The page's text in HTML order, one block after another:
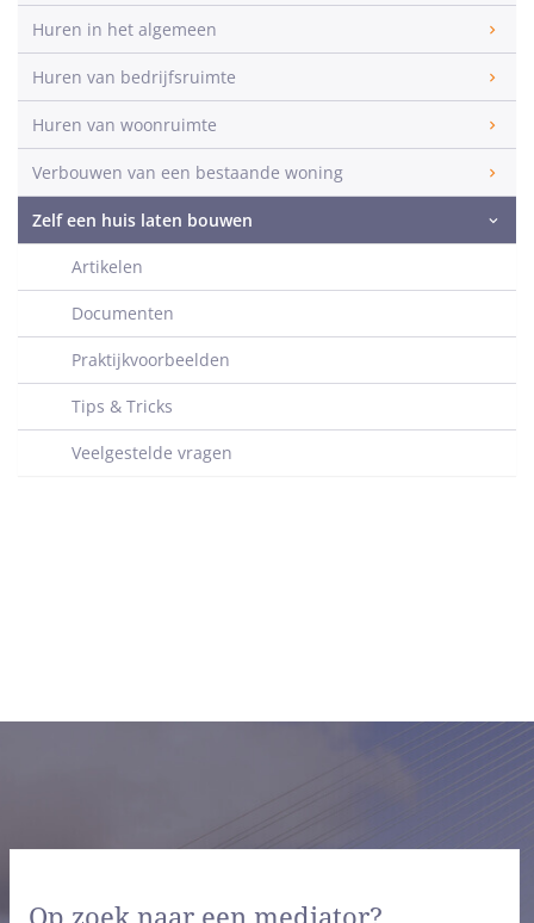
Huren in het algemeen
Huren van bedrijfsruimte
Huren van woonruimte
Verbouwen van een bestaande woning
Zelf een huis laten bouwen
Artikelen
Documenten
Praktijkvoorbeelden
Tips & Tricks
Veelgestelde vragen
Op zoek naar een mediator?